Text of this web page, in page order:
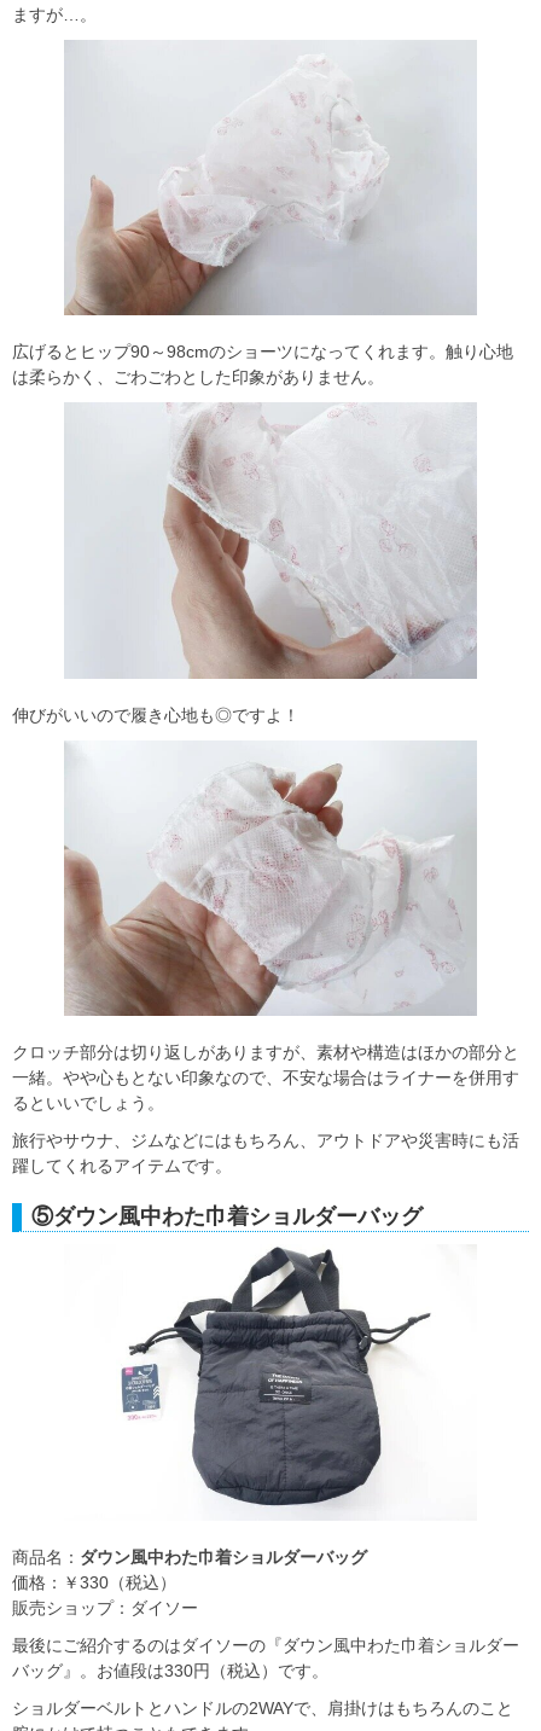
ますが…。
広げるとヒップ90～98cmのショーツになってくれます。触り心地
は柔らかく、ごわごわとした印象がありません。
伸びがいいので履き心地も◎ですよ！
クロッチ部分は切り返しがありますが、素材や構造はほかの部分と
一緒。やや心もとない印象なので、不安な場合はライナーを併用す
るといいでしょう。
旅行やサウナ、ジムなどにはもちろん、アウトドアや災害時にも活
躍してくれるアイテムです。
⑤ダウン風中わた巾着ショルダーバッグ
商品名： ダウン風中わた巾着ショルダーバッグ
価格：￥330（税込）
販売ショップ：ダイソー
最後にご紹介するのはダイソーの『ダウン風中わた巾着ショルダー
バッグ』。お値段は330円（税込）です。
ショルダーベルトとハンドルの2WAYで、肩掛けはもちろんのこと